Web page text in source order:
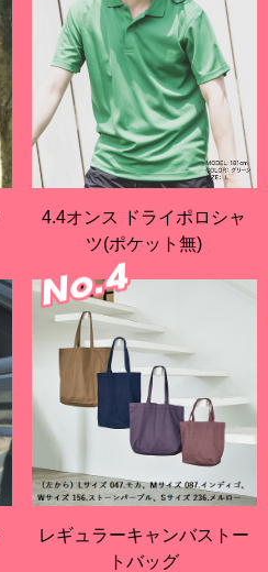
4.4オンス ドライポロシャ
ツ(ポケット無)
レギュラーキャンバストー
トバッグ